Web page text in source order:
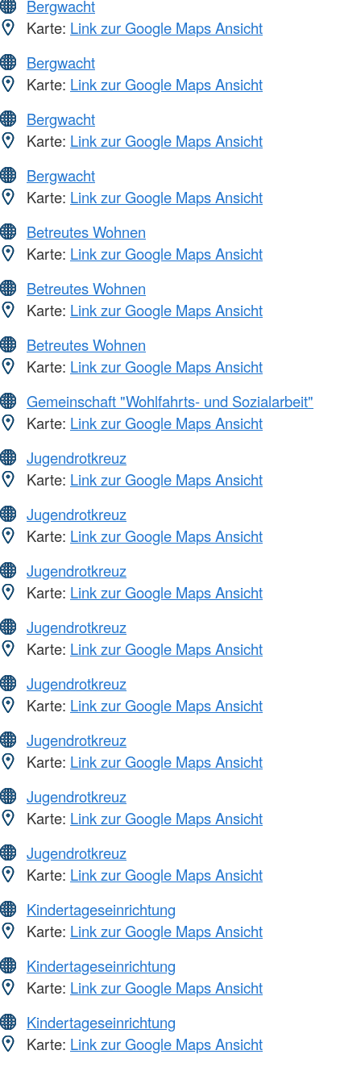
Bergwacht
Karte: Link zur Google Maps Ansicht
Bergwacht
Karte: Link zur Google Maps Ansicht
Bergwacht
Karte: Link zur Google Maps Ansicht
Bergwacht
Karte: Link zur Google Maps Ansicht
Betreutes Wohnen
Karte: Link zur Google Maps Ansicht
Betreutes Wohnen
Karte: Link zur Google Maps Ansicht
Betreutes Wohnen
Karte: Link zur Google Maps Ansicht
Gemeinschaft "Wohlfahrts- und Sozialarbeit"
Karte: Link zur Google Maps Ansicht
Jugendrotkreuz
Karte: Link zur Google Maps Ansicht
Jugendrotkreuz
Karte: Link zur Google Maps Ansicht
Jugendrotkreuz
Karte: Link zur Google Maps Ansicht
Jugendrotkreuz
Karte: Link zur Google Maps Ansicht
Jugendrotkreuz
Karte: Link zur Google Maps Ansicht
Jugendrotkreuz
Karte: Link zur Google Maps Ansicht
Jugendrotkreuz
Karte: Link zur Google Maps Ansicht
Jugendrotkreuz
Karte: Link zur Google Maps Ansicht
Kindertageseinrichtung
Karte: Link zur Google Maps Ansicht
Kindertageseinrichtung
Karte: Link zur Google Maps Ansicht
Kindertageseinrichtung
Karte: Link zur Google Maps Ansicht